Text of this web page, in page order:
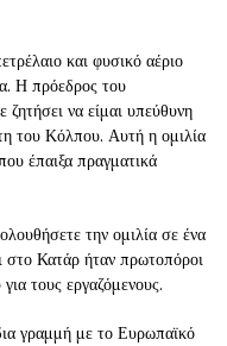
και φυσικό αέριο
Η πρόεδρος του
να είμαι υπεύθυνη
του Κόλπου. Αυτή η ομιλία
έπαιξα πραγματικά
την ομιλία σε ένα
στο Κατάρ ήταν πρωτοπόροι
τους εργαζόμενους.
γραμμή με το Ευρωπαϊκό